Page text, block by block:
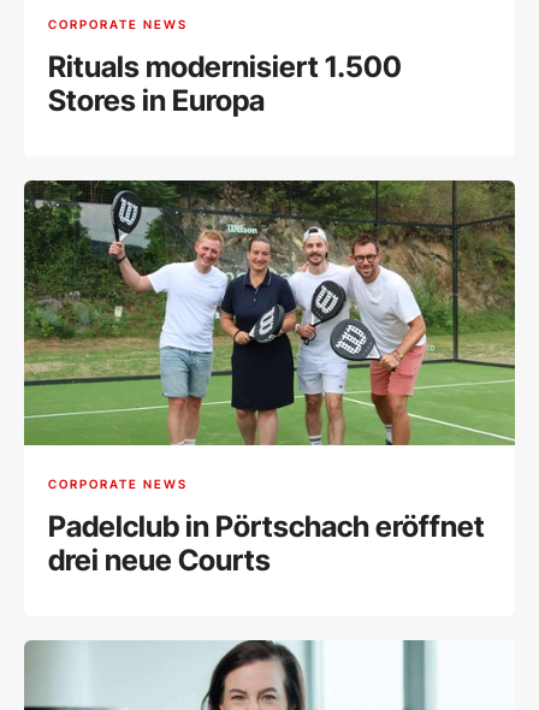
CORPORATE NEWS
Rituals modernisiert 1.500
Stores in Europa
CORPORATE NEWS
Padelclub in Pörtschach eröffnet
drei neue Courts